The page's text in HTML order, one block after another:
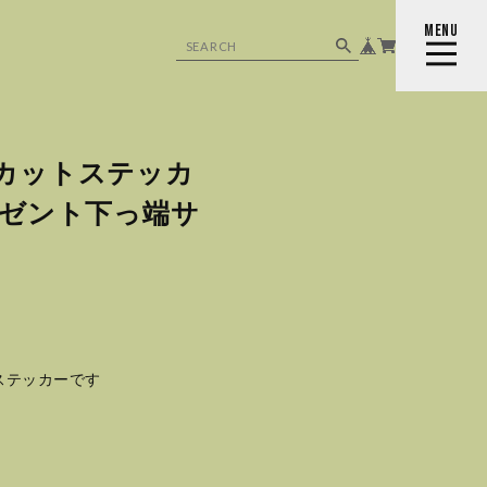
MENU
CLOSE
ットステッカ
ント下っ端サ
テッカーです